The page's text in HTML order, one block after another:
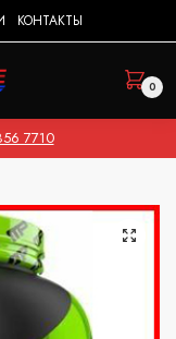
КОНТАКТЫ
0
7710